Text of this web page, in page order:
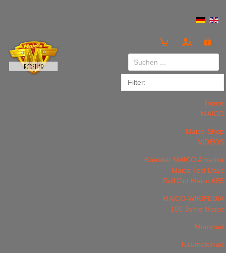
Home
MAICO
Maico-Shop
VIDEOS
Koestler MAICO Amerika
Maico Test Days
Roll Out Maico 685
MAICO-WIKIPEDIA
100 Jahre Maico
Motorrad
Neumotorrad
Anmelden